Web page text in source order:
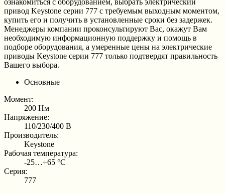
привод Keystone серии 777 с требуемым выходным моментом,
купить его и получить в установленные сроки без задержек.
Менеджеры компании проконсультируют Вас, окажут Вам
необходимую информационную поддержку и помощь в
подборе оборудования, а умеренные цены на электрические
приводы Keystone серии 777 только подтвердят правильность
Вашего выбора.
Основные
Момент:
200 Нм
Напряжение:
110/230/400 В
Производитель:
Keystone
Рабочая температура:
-25…+65 °С
Серия:
777